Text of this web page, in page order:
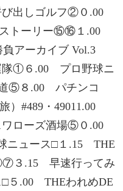
び出しゴルフ②０.00
ストーリー⑮⑯１.00
アーカイブ Vol.3
隊①６.00 プロ野球ニ
⑤８.00 パチンコ
#489・49011.00
ワローズ酒場⑤０.00
ニュース□１.15 THE
３.15 早速行ってみ
５.00 THEわれめDE